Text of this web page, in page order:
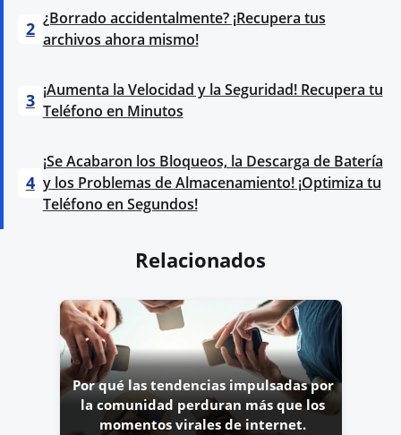
2 ¿Borrado accidentalmente? ¡Recupera tus
archivos ahora mismo!
3 ¡Aumenta la Velocidad y la Seguridad! Recupera tu
Teléfono en Minutos
4
¡Se Acabaron los Bloqueos, la Descarga de Batería
y los Problemas de Almacenamiento! ¡Optimiza tu
Teléfono en Segundos!
Relacionados
Por qué las tendencias impulsadas por
la comunidad perduran más que los
momentos virales de internet.